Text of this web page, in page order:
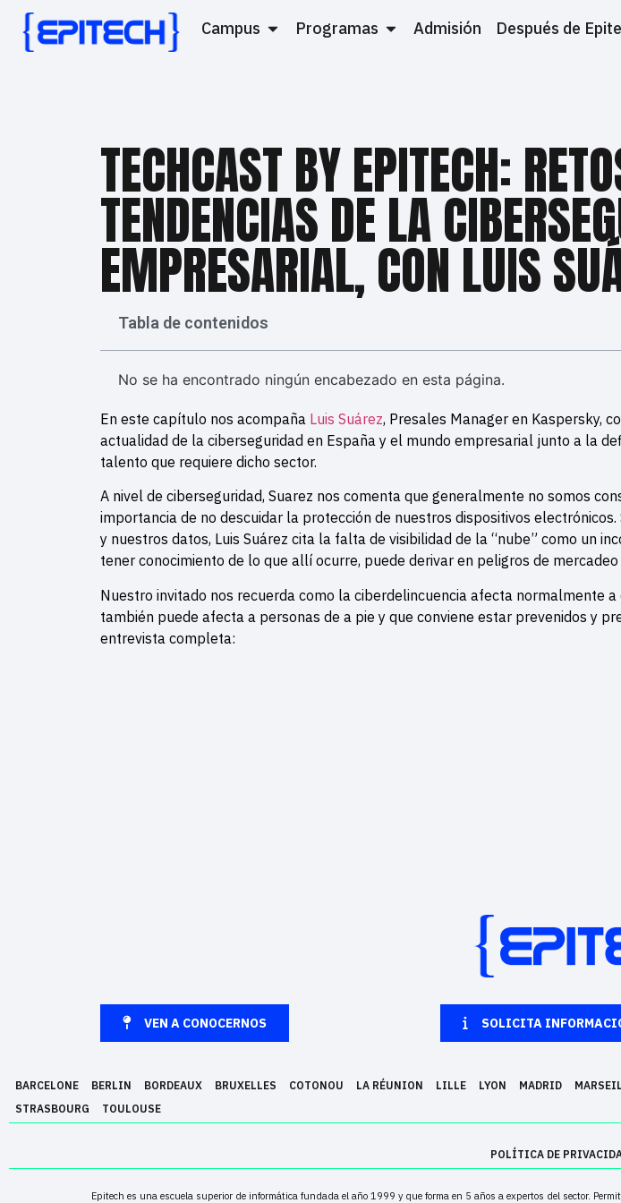
Campus Programas Admisión Después de
TECHCAST BY EPITECH:
TENDENCIAS DE LA
EMPRESARIAL, CON LUIS
Tabla de contenidos
No se ha encontrado ningún encabezado en esta página.
En este capítulo nos acompaña Luis Suárez, Presales Manager en Kaspersky,
actualidad de la ciberseguridad en España y el mundo empresarial junto a la
talento que requiere dicho sector.
A nivel de ciberseguridad, Suarez nos comenta que generalmente no somos
importancia de no descuidar la protección de nuestros dispositivos
y nuestros datos, Luis Suárez cita la falta de visibilidad de la “nube” como un
tener conocimiento de lo que allí ocurre, puede derivar en peligros de mercadeo
Nuestro invitado nos recuerda como la ciberdelincuencia afecta normalmente a
también puede afecta a personas de a pie y que conviene estar prevenidos y
entrevista completa:
VEN A CONOCERNOS SOLICITA
BARCELONE BERLIN BORDEAUX BRUXELLES COTONOU LA RÉUNION LILLE LYON MADRID
STRASBOURG
TOULOUSE
POLÍTICA DE
Epitech es una escuela superior de informática fundada el año 1999 y que forma en 5 años a expertos del sector.